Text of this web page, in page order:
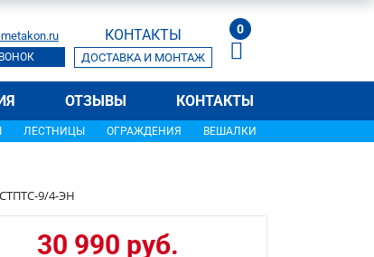
КОНТАКТЫ
ДОСТАВКА И МОНТАЖ
0
ОТЗЫВЫ КОНТАКТЫ
ЛЕСТНИЦЫ ОГРАЖДЕНИЯ ВЕШАЛКИ
9/4-ЭН
30 990 руб.